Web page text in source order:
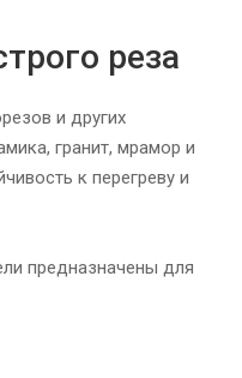
реза
и других
гранит, мрамор и
к перегреву и
предназначены для